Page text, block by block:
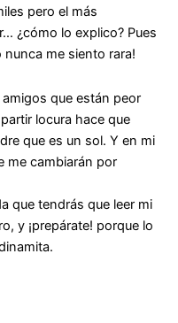
pero el más
¿cómo lo explico? Pues
nunca me siento rara!
que están peor
locura hace que
que es un sol. Y en mi
me cambiarán por
que tendrás que leer mi
y ¡prepárate! porque lo